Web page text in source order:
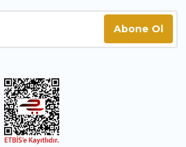
Abone Ol